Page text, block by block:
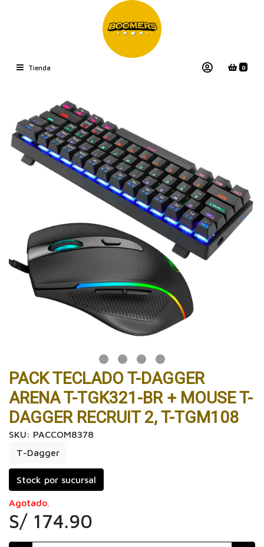
Tienda 0
PACK TECLADO T-DAGGER
ARENA T-TGK321-BR + MOUSE T-
DAGGER RECRUIT 2, T-TGM108
SKU: PACCOM8378
T-Dagger
Stock por sucursal
Agotado.
S/ 174.90